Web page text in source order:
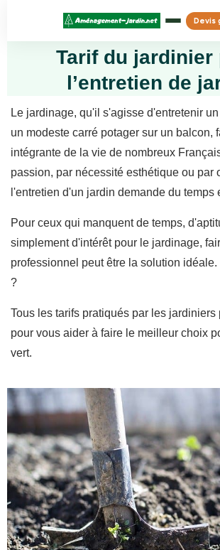
Devis
Tarif du jardinier
l’entretien de
Le jardinage, qu'il s'agisse d'entretenir
un modeste carré potager sur un balcon,
intégrante de la vie de nombreux
passion, par nécessité esthétique ou par
l'entretien d'un jardin demande du temps
Pour ceux qui manquent de temps,
simplement d'intérêt pour le jardinage,
professionnel peut être la solution
?
Tous les tarifs pratiqués par les
pour vous aider à faire le meilleur choix
vert.